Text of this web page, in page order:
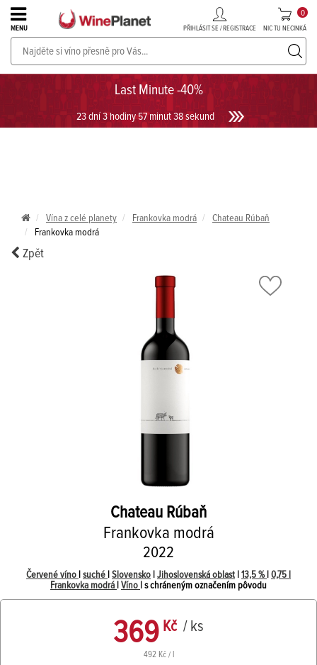
Last Minute -40%
23 dní 3 hodiny 57 minut 38 sekund
MENU PŘIHLÁSIT SE / REGISTRACE NIC TU NECINKÁ
0
PROSECCO v akci až do -30%!UKÁZAT PROSECCO
Vína z celé planety Frankovka modrá
Chateau Rúbaň
Frankovka modrá
Zpět
Chateau Rúbaň
Frankovka modrá
2022
Červené víno suché Slovensko Jihoslovenská oblast 13,5 % 0,75 l
Frankovka modrá
Víno | s chráneným označením pôvodu
369 Kč / ks
492 Kč / l